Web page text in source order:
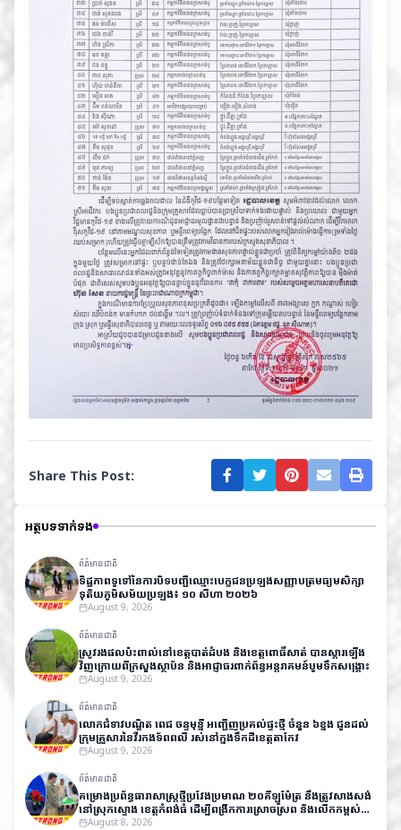
Share This Post:
អត្ថបទទាក់ទង
ព័ត៌មានជាតិ
ទិដ្ឋភាព​ទូទៅ​នៃ​ការ​បិទ​បញ្ជី​ឈ្មោះ​បេក្ខជន​ប្រឡង​សញ្ញាបត្រ​មធ្យម​សិក្សា​
ទុតិយភូមិ​សម័យ​ប្រឡង៖ ១០ សីហា ២០២៦
August 9, 2026
ព័ត៌មានជាតិ
ស្រូវរងផលប៉ះពាល់នៅខេត្តបាត់ដំបង និងខេត្តពោធិ៍សាត់ បានស្តារឡើង
វិញក្រោយពីក្រសួងស្ថាប័ន និងអាជ្ញាធរពាក់ព័ន្ធអន្តរាគមន៍បូមទឹកសង្គ្រោះ
August 9, 2026
ព័ត៌មានជាតិ
លោកជំទាវបណ្ឌិត ពេជ ចន្ទមុន្នី អញ្ជើញប្រគល់ផ្ទះថ្មី ចំនួន ៦ខ្នង ជូនដល់
ក្រុមគ្រួសារនៃវីរកងទ័ពពលី រស់នៅក្នុងទឹកដីខេត្តតាកែវ
August 9, 2026
ព័ត៌មានជាតិ
គម្រោងប្រព័ន្ធធារាសាស្ត្រថ្មីប្រវែងប្រមាណ ២០គីឡូម៉ែត្រ នឹងត្រូវសាងសង់
នៅស្រុកស្ទោង ខេត្តកំពង់ធំ ដើម្បីពង្រីកការស្រោចស្រព និងលើកកម្ពស់
ផលិតភាពកសិកម្ម
August 8, 2026